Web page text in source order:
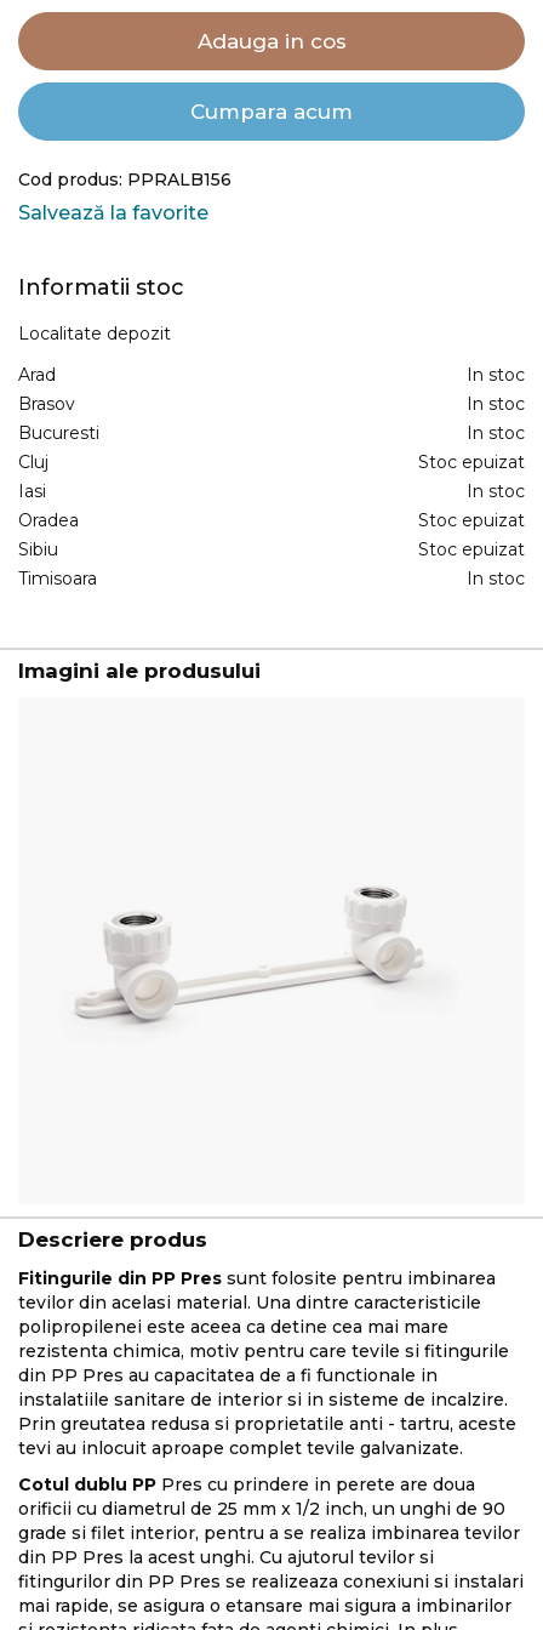
Adauga in cos
Cumpara acum
Cod produs: PPRALB156
Salvează la favorite
Informatii stoc
Localitate depozit
Arad
In stoc
Brasov
In stoc
Bucuresti
In stoc
Cluj
Stoc epuizat
Iasi
In stoc
Oradea
Stoc epuizat
Sibiu
Stoc epuizat
Timisoara
In stoc
Imagini ale produsului
Descriere produs
Fitingurile din PP Pres sunt folosite pentru imbinarea
tevilor din acelasi material. Una dintre caracteristicile
polipropilenei este aceea ca detine cea mai mare
rezistenta chimica, motiv pentru care tevile si fitingurile
din PP Pres au capacitatea de a fi functionale in
instalatiile sanitare de interior si in sisteme de incalzire.
Prin greutatea redusa si proprietatile anti - tartru, aceste
tevi au inlocuit aproape complet tevile galvanizate.
Cotul dublu PP Pres cu prindere in perete are doua
orificii cu diametrul de 25 mm x 1/2 inch, un unghi de 90
grade si filet interior, pentru a se realiza imbinarea tevilor
din PP Pres la acest unghi. Cu ajutorul tevilor si
fitingurilor din PP Pres se realizeaza conexiuni si instalari
mai rapide, se asigura o etansare mai sigura a imbinarilor